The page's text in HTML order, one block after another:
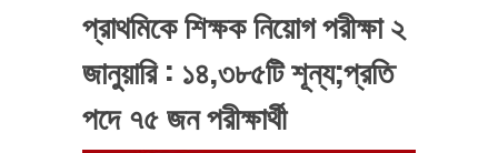
প্রাথমিকে শিক্ষক নিয়োগ পরীক্ষা ২
জানুয়ারি : ১৪,৩৮৫টি শূন্য;প্রতি
পদে ৭৫ জন পরীক্ষার্থী